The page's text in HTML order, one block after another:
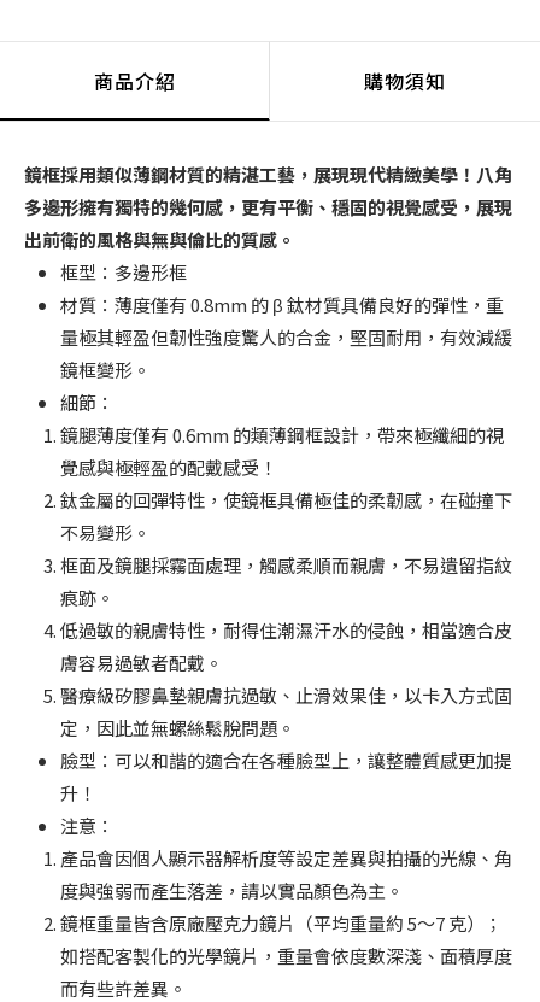
商品介紹 購物須知
鏡框採用類似薄鋼材質的精湛工藝，展現現代精緻美學！八角
多邊形擁有獨特的幾何感，更有平衡、穩固的視覺感受，展現
出前衛的風格與無與倫比的質感。
框型：多邊形框
材質：薄度僅有 0.8mm 的 β 鈦材質具備良好的彈性，重
量極其輕盈但韌性強度驚人的合金，堅固耐用，有效減緩
鏡框變形。
細節：
鏡腿薄度僅有 0.6mm 的類薄鋼框設計，帶來極纖細的視
覺感與極輕盈的配戴感受！
鈦金屬的回彈特性，使鏡框具備極佳的柔韌感，在碰撞下
不易變形。
框面及鏡腿採霧面處理，觸感柔順而親膚，不易遺留指紋
痕跡。
低過敏的親膚特性，耐得住潮濕汗水的侵蝕，相當適合皮
膚容易過敏者配戴。
醫療級矽膠鼻墊親膚抗過敏、止滑效果佳，以卡入方式固
定，因此並無螺絲鬆脫問題。
臉型：可以和諧的適合在各種臉型上，讓整體質感更加提
升！
注意：
產品會因個人顯示器解析度等設定差異與拍攝的光線、角
度與強弱而產生落差，請以實品顏色為主。
鏡框重量皆含原廠壓克力鏡片（平均重量約 5～7 克）；
如搭配客製化的光學鏡片，重量會依度數深淺、面積厚度
而有些許差異。